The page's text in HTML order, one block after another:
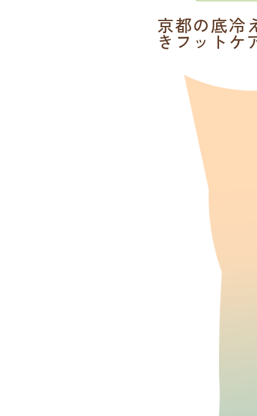
京都の底冷
きフットケ